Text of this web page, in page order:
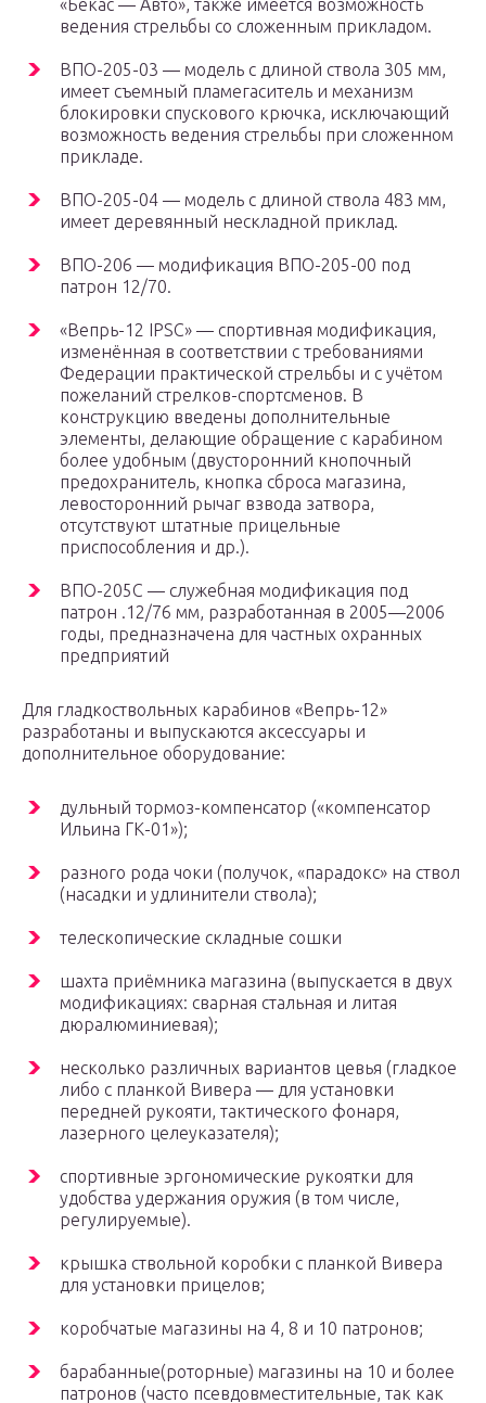
«Бекас — Авто», также имеется возможность
ведения стрельбы со сложенным прикладом.
ВПО-205-03 — модель с длиной ствола 305 мм,
имеет съемный пламегаситель и механизм
блокировки спускового крючка, исключающий
возможность ведения стрельбы при сложенном
прикладе.
ВПО-205-04 — модель с длиной ствола 483 мм,
имеет деревянный нескладной приклад.
ВПО-206 — модификация ВПО-205-00 под
патрон 12/70.
«Вепрь-12 IPSC» — спортивная модификация,
изменённая в соответствии с требованиями
Федерации практической стрельбы и с учётом
пожеланий стрелков-спортсменов. В
конструкцию введены дополнительные
элементы, делающие обращение с карабином
более удобным (двусторонний кнопочный
предохранитель, кнопка сброса магазина,
левосторонний рычаг взвода затвора,
отсутствуют штатные прицельные
приспособления и др.).
ВПО-205С — служебная модификация под
патрон .12/76 мм, разработанная в 2005—2006
годы, предназначена для частных охранных
предприятий
Для гладкоствольных карабинов «Вепрь-12»
разработаны и выпускаются аксессуары и
дополнительное оборудование:
дульный тормоз-компенсатор («компенсатор
Ильина ГК-01»);
разного рода чоки (получок, «парадокс» на ствол
(насадки и удлинители ствола);
телескопические складные сошки
шахта приёмника магазина (выпускается в двух
модификациях: сварная стальная и литая
дюралюминиевая);
несколько различных вариантов цевья (гладкое
либо с планкой Вивера — для установки
передней рукояти, тактического фонаря,
лазерного целеуказателя);
спортивные эргономические рукоятки для
удобства удержания оружия (в том числе,
регулируемые).
крышка ствольной коробки с планкой Вивера
для установки прицелов;
коробчатые магазины на 4, 8 и 10 патронов;
барабанные(роторные) магазины на 10 и более
патронов (часто псевдовместительные, так как